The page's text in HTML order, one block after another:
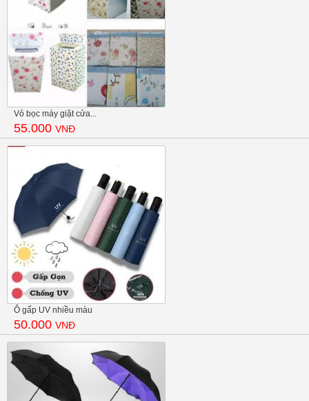
Vỏ bọc máy giặt cửa...
55.000 VNĐ
Ô gấp UV nhiều màu
50.000 VNĐ